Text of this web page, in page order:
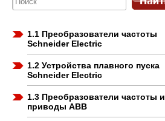
1.1 Преобразователи частоты
Schneider Electric
1.2 Устройства плавного пуска
Schneider Electric
1.3 Преобразователи частоты и
приводы ABB